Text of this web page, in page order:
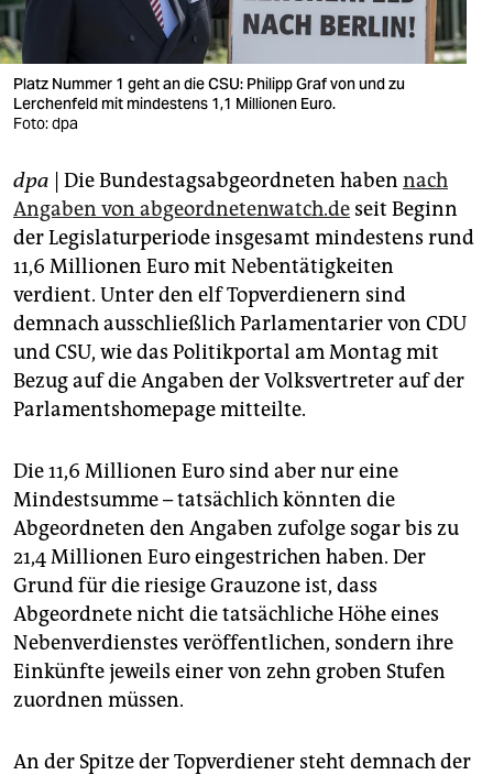
verlag
verlag
veranstaltungen
fragen & hilfe
unterstützen
abo
genossenschaft
epaper login
Platz Nummer 1 geht an die CSU: Philipp Graf von und zu
Lerchenfeld mit mindestens 1,1 Millionen Euro.
Foto: dpa
dpa | Die Bundestagsabgeordneten haben nach
Angaben von abgeordnetenwatch.de seit Beginn
der Legislaturperiode insgesamt mindestens rund
11,6 Millionen Euro mit Nebentätigkeiten
verdient. Unter den elf Topverdienern sind
demnach ausschließlich Parlamentarier von CDU
und CSU, wie das Politikportal am Montag mit
Bezug auf die Angaben der Volksvertreter auf der
Parlamentshomepage mitteilte.
Die 11,6 Millionen Euro sind aber nur eine
Mindestsumme – tatsächlich könnten die
Abgeordneten den Angaben zufolge sogar bis zu
21,4 Millionen Euro eingestrichen haben. Der
Grund für die riesige Grauzone ist, dass
Abgeordnete nicht die tatsächliche Höhe eines
Nebenverdienstes veröffentlichen, sondern ihre
Einkünfte jeweils einer von zehn groben Stufen
zuordnen müssen.
An der Spitze der Topverdiener steht demnach der